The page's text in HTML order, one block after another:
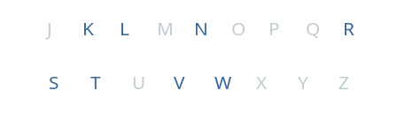
J K L M N O P Q R
S T U V W X Y
Z